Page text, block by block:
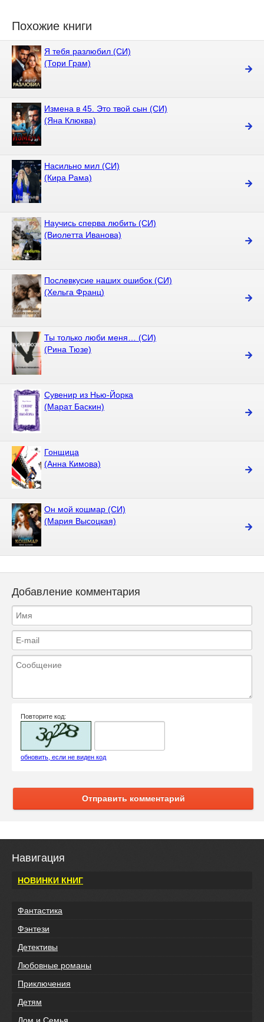
Похожие книги
Я тебя разлюбил (СИ)
(Тори Грам)
Измена в 45. Это твой сын (СИ)
(Яна Клюква)
Насильно мил (СИ)
(Кира Рама)
Научись сперва любить (СИ)
(Виолетта Иванова)
Послевкусие наших ошибок (СИ)
(Хельга Франц)
Ты только люби меня… (СИ)
(Рина Тюзе)
Сувенир из Нью-Йорка
(Марат Баскин)
Гонщица
(Анна Кимова)
Он мой кошмар (СИ)
(Мария Высоцкая)
Добавление комментария
Повторите код:
обновить, если не виден код
Отправить комментарий
Навигация
НОВИНКИ КНИГ
Фантастика
Фэнтези
Детективы
Любовные романы
Приключения
Детям
Дом и Семья